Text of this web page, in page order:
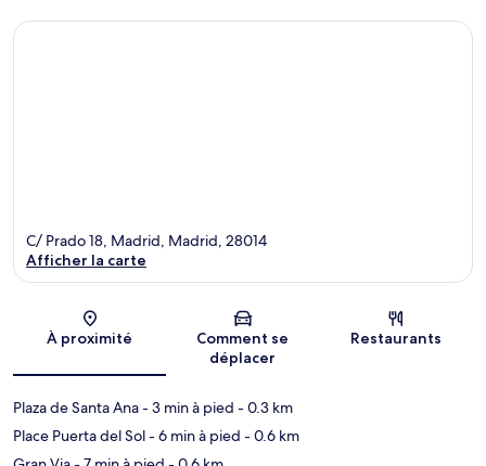
Carte
C/ Prado 18, Madrid, Madrid, 28014
Afficher la carte
À proximité
Comment se
déplacer
Restaurants
Plaza de Santa Ana- 3 min à pied - 0.3 km
Place Puerta del Sol- 6 min à pied - 0.6 km